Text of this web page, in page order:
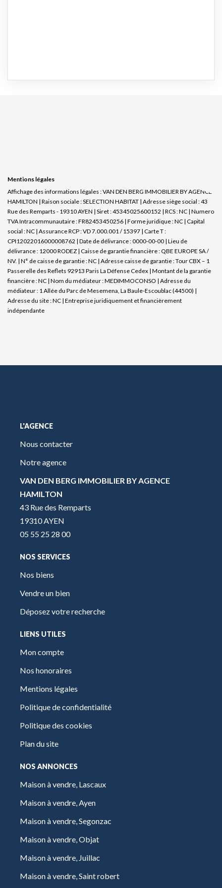
Mentions légales
Affichage des informations légales : VAN DEN BERG IMMOBILIER BY AGENCE
HAMILTON | Raison sociale : SELECTION HABITAT | Adresse siège social : 43
Rue des Remparts - 19310 AYEN | Siret : 45345025600152 | RCS : NC | Numero
TVA Intracommunautaire : FR82453450256 | Forme juridique : NC | Capital
social : NC | Assurance RCP : VD 7.000.001 / 15397 | Carte T :
CPI12022016000008762 | Date de délivrance : 0000-00-00 | Lieu de
délivrance : 12000 RODEZ | Caisse de garantie financière : QBE EUROPE SA /
NV. | N° de caisse de garantie : NC | Adresse caisse de garantie : Tour CBX – 1
Passerelle des Reflets 92913 Paris La Défense Cedex | Montant de la garantie
financière : NC | Nom du médiateur : MEDIMMOCONSO | Adresse du
médiateur : 1 Allée du Parc de Mesemena, La Baule-Escoublac (44500) |
Adresse du site : NC | Entreprise juridiquement et financièrement
indépendante
L'AGENCE
Nous contacter
Notre agence
VAN DEN BERG IMMOBILIER BY AGENCE
HAMILTON
43 Rue des Remparts
19310 AYEN
05 55 25 28 00
NOS SERVICES
Nos biens
Vendre un bien
Déposez votre recherche
LIENS UTILES
Mon compte
Nos honoraires
Mentions légales
Politique de confidentialité
Politique des cookies
Plan du site
NOS ANNONCES
Maison à vendre, Lascaux
Maison à vendre, Ayen
Maison à vendre, Segonzac
Maison à vendre, Objat
Maison à vendre, Juillac
Maison à vendre, Saint robert